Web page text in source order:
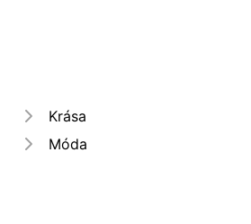
Krása
Móda